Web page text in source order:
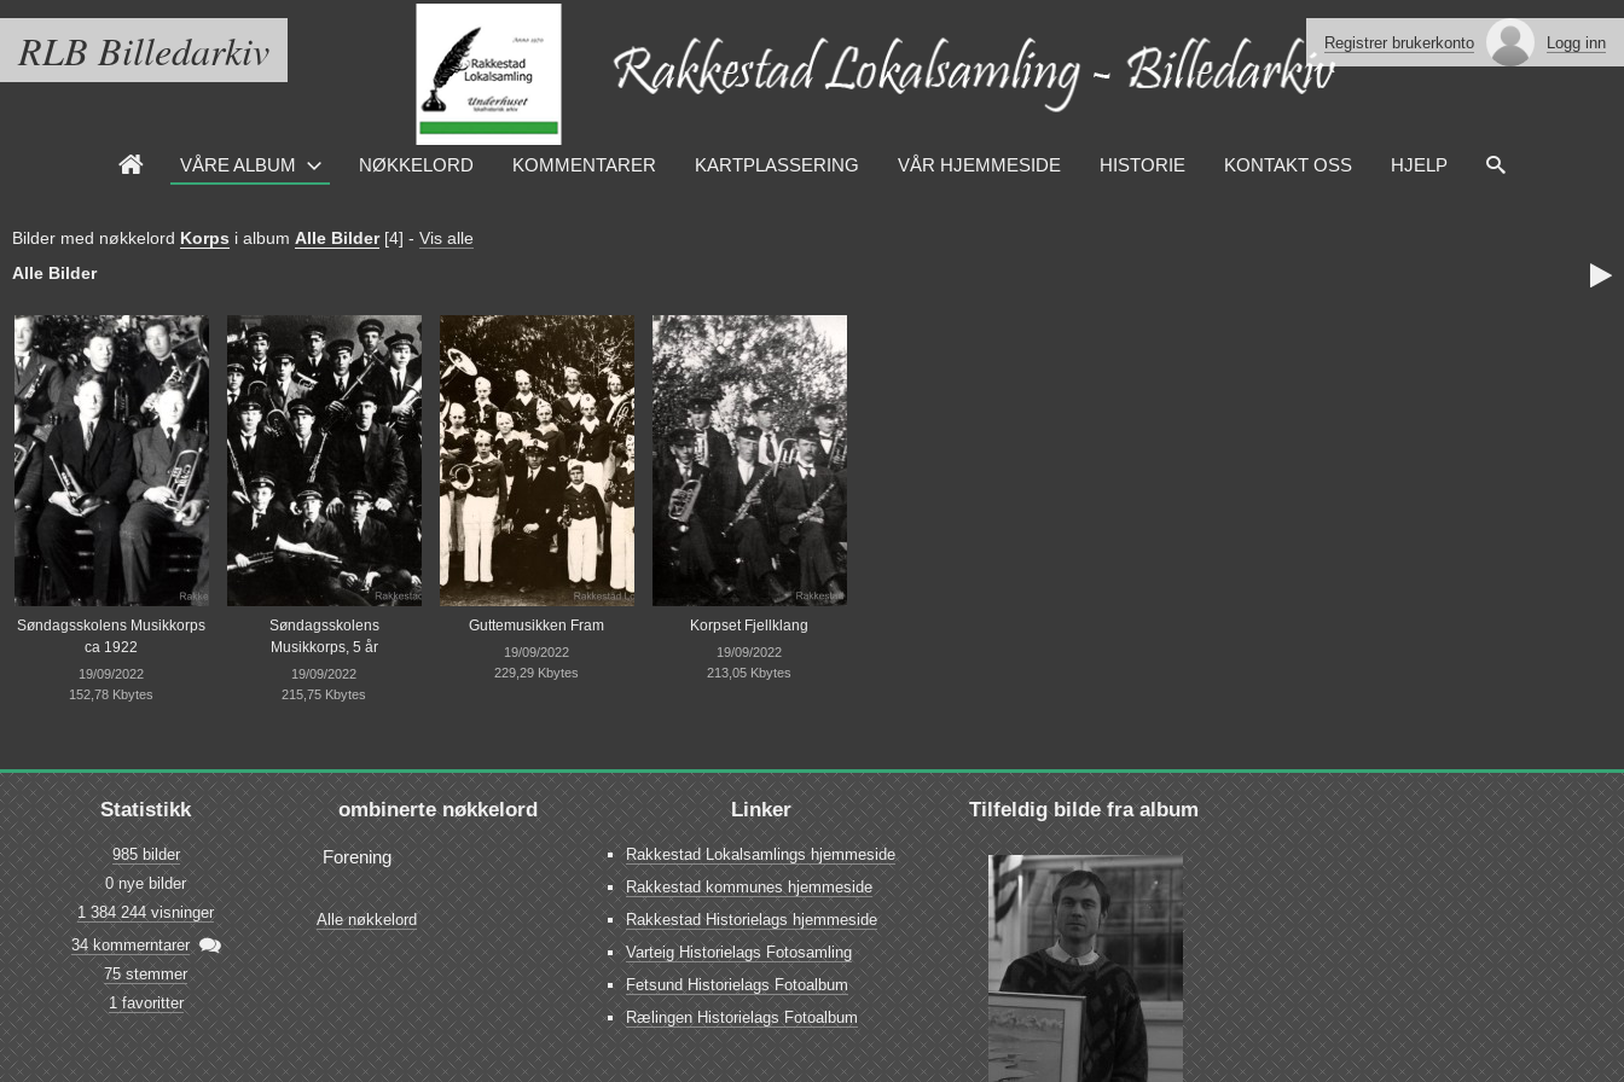
RLB Billedarkiv Registrer brukerkonto Logg inn
VÅRE ALBUM NØKKELORD KOMMENTARER KARTPLASSERING VÅR HJEMMESIDE HISTORIE KONTAKT OSS HJELP
Bilder med nøkkelord Korps i album Alle Bilder [4] - Vis alle
Alle Bilder

Søndagsskolens Musikkorps
ca 1922
19/09/2022
152,78 Kbytes
Søndagsskolens
Musikkorps, 5 år
19/09/2022
215,75 Kbytes
Guttemusikken Fram
19/09/2022
229,29 Kbytes
Korpset Fjellklang
19/09/2022
213,05 Kbytes
Statistikk
985 bilder
0 nye bilder
1 384 244 visninger
34 kommerntarer 
75 stemmer
1 favoritter
ombinerte nøkkelord
Forening
Alle nøkkelord
Linker
Rakkestad Lokalsamlings hjemmeside
Rakkestad kommunes hjemmeside
Rakkestad Historielags hjemmeside
Varteig Historielags Fotosamling
Fetsund Historielags Fotoalbum
Rælingen Historielags Fotoalbum
Tilfeldig bilde fra album